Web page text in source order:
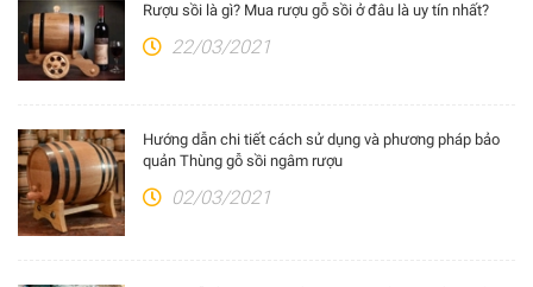
Rượu sồi là gì? Mua rượu gỗ sồi ở đâu là uy tín nhất?
22/03/2021
Hướng dẫn chi tiết cách sử dụng và phương pháp bảo
quản Thùng gỗ sồi ngâm rượu
02/03/2021